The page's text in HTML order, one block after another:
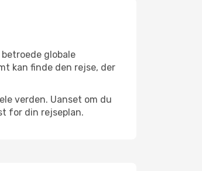
globale
kan finde den rejse, der
verden. Uanset om du
for din rejseplan.